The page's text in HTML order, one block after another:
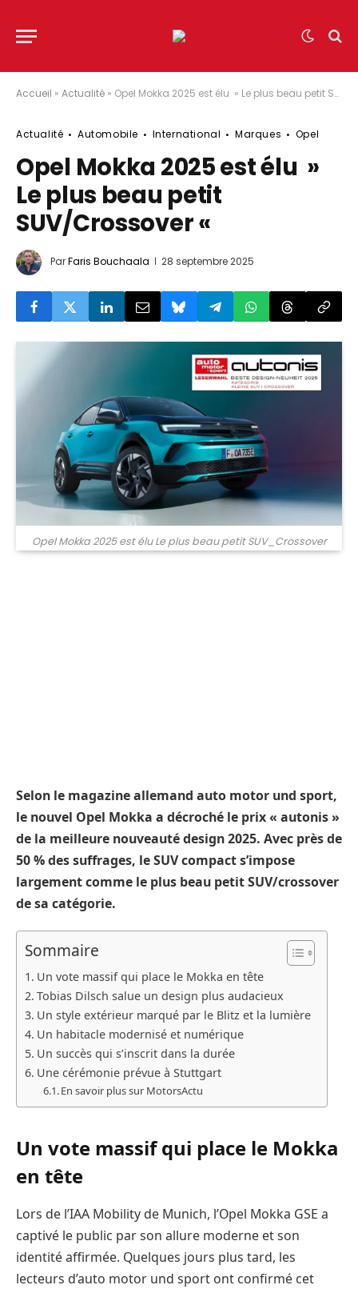
Accueil » Actualité » Opel Mokka 2025 est élu » Le plus beau petit SUV/Crossover «
Actualité Automobile International Marques Opel
Opel Mokka 2025 est élu »
Le plus beau petit
SUV/Crossover «
ParFaris Bouchaala 28 septembre 2025
Opel Mokka 2025 est élu Le plus beau petit SUV_Crossover
Selon le magazine allemand auto motor und sport,
le nouvel Opel Mokka a décroché le prix « autonis »
de la meilleure nouveauté design 2025. Avec près de
50 % des suffrages, le SUV compact s’impose
largement comme le plus beau petit SUV/crossover
de sa catégorie.
Sommaire
Un vote massif qui place le Mokka en tête
Tobias Dilsch salue un design plus audacieux
Un style extérieur marqué par le Blitz et la lumière
Un habitacle modernisé et numérique
Un succès qui s’inscrit dans la durée
Une cérémonie prévue à Stuttgart
En savoir plus sur MotorsActu
Un vote massif qui place le Mokka
en tête
Lors de l’IAA Mobility de Munich, l’Opel Mokka GSE a
captivé le public par son allure moderne et son
identité affirmée. Quelques jours plus tard, les
lecteurs d’auto motor und sport ont confirmé cet